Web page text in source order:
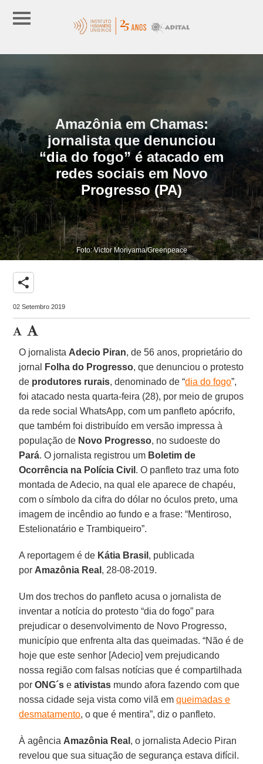
Amazônia em Chamas:
jornalista que denunciou
“dia do fogo” é atacado em
redes sociais em Novo
Progresso (PA)
Foto: Victor Moriyama/Greenpeace
share
02 Setembro 2019
O jornalista Adecio Piran, de 56 anos, proprietário do
jornal
Folha do Progresso, que denunciou o protesto
de produtores rurais, denominado de “dia do fogo”,
foi atacado nesta quarta-feira (28), por meio de grupos
da rede social WhatsApp, com um panfleto apócrifo,
que também foi distribuído em versão impressa à
população de Novo Progresso, no sudoeste do
Pará. O jornalista registrou um Boletim de
Ocorrência na Polícia Civil . O panfleto traz uma foto
montada de Adecio, na qual ele aparece de chapéu,
com o símbolo da cifra do dólar no óculos preto, uma
imagem de incêndio ao fundo e a frase: “Mentiroso,
Estelionatário e Trambiqueiro”.
A reportagem é de Kátia Brasil , publicada
por Amazônia Real , 28-08-2019.
Um dos trechos do panfleto acusa o jornalista de
inventar a notícia do protesto “dia do fogo” para
prejudicar o desenvolvimento de Novo Progresso,
município que enfrenta alta das queimadas. “Não é de
hoje que este senhor [Adecio] vem prejudicando
nossa região com falsas notícias que é compartilhada
porONG´se ativistas mundo afora fazendo com que
nossa cidade seja vista como vilã emqueimadas e
desmatamento, o que é mentira”, diz o panfleto.
À agência Amazônia Real , o jornalista Adecio Piran
revelou que sua situação de segurança estava difícil.